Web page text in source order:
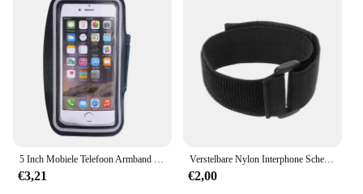
5 Inch Mobiele Telefoon Armband Outdoor Sport Smartphone Houder Gym Looptelefoon Tas Arm Band Hoesjes Voor Samsung Voor Iphone Houder
€3,21
Verstelbare Nylon Interphone Schede Armband Tas Arm Band Armlet Voor Meerdere Walkie Talkie Zak Gebruik
€2,00